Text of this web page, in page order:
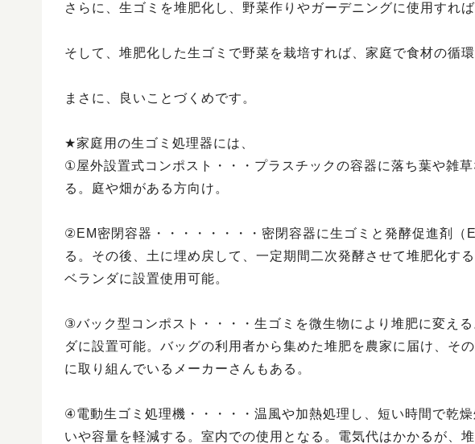
さらに、生ゴミを堆肥化し、野菜作りやガーデニングに使用すれ
そして、堆肥化した生ゴミで野菜を栽培すれば、家庭で食材の循
まさに、良いことづくめです。
★家庭用の生ゴミ処理器には、
①屋外設置式コンポスト・・・プラスチックの容器に落ち葉や雑
る。庭や畑がある方向け。
②EM密閉容器・・・・・・・・密閉容器に生ゴミと発酵促進剤（
る。その後、土に埋め戻して、一定期間二次発酵させて堆肥化す
ベランダに設置使用可能。
③バック型コンポスト・・・・生ゴミを微生物により堆肥に変え
ダに設置可能。バッグの利用者から集めた堆肥を農家に届け、そ
に取り組んでいるメーカーさんもある。
④電動生ゴミ処理機・・・・・温風や加熱処理し、短い時間で乾
いや容量を軽減する。室内での使用となる。電気代はかかるが、